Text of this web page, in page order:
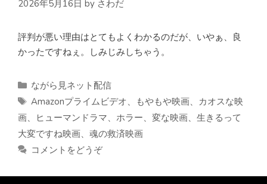
2026年5月16日 by さわだ
評判が悪い理由はとてもよくわかるのだが、いやぁ、良
かったですねぇ。しみじみしちゃう。
カ
テ
リ
ー
ながら見ネット配信
タ
グ
Amazonプライムビデオ、 もやもや映画、 カオスな映
画、 ヒューマンドラマ、 ホラー、 変な映画、 生きるって
大変ですね映画、 魂の救済映画
コメントをどうぞ